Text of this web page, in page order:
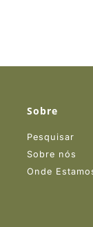
Sobre
Pesquisar
Sobre nós
Onde